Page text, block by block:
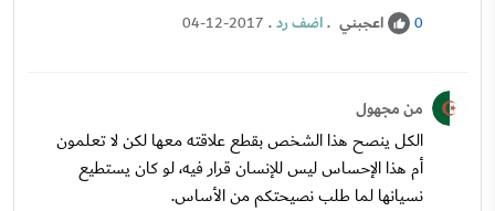
0 اعجبني .اضف رد.
04-12-2017
من مجهول
الكل ينصح هذا الشخص بقطع علاقته معها لكن لا تعلمون
أم هذا الإحساس ليس للإنسان قرار فيه، لو كان يستطيع
نسيانها لما طلب نصيحتكم من الأساس.